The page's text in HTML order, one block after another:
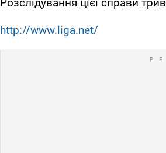
Розслідування цієї справи
http://www.liga.net/